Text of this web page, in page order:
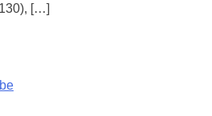
[…]